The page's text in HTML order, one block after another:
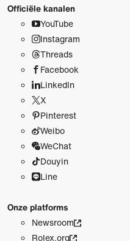
Officiële kanalen
YouTube
Instagram
Threads
Facebook
LinkedIn
X
Pinterest
Weibo
WeChat
Douyin
Line
Onze platforms
Newsroom
Rolex.org